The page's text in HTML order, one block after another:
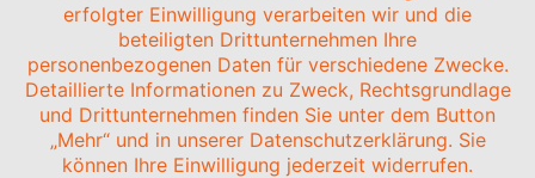
erfolgter Einwilligung verarbeiten wir und die
beteiligten Drittunternehmen Ihre
personenbezogenen Daten für verschiedene Zwecke.
Detaillierte Informationen zu Zweck, Rechtsgrundlage
und Drittunternehmen finden Sie unter dem Button
„Mehr“ und in unserer Datenschutzerklärung. Sie
können Ihre Einwilligung jederzeit widerrufen.